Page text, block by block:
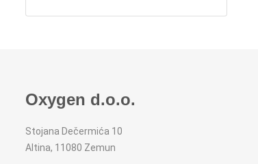
TIGANJI
Oxygen d.o.o.
Stojana Dečermića 10
Altina, 11080 Zemun